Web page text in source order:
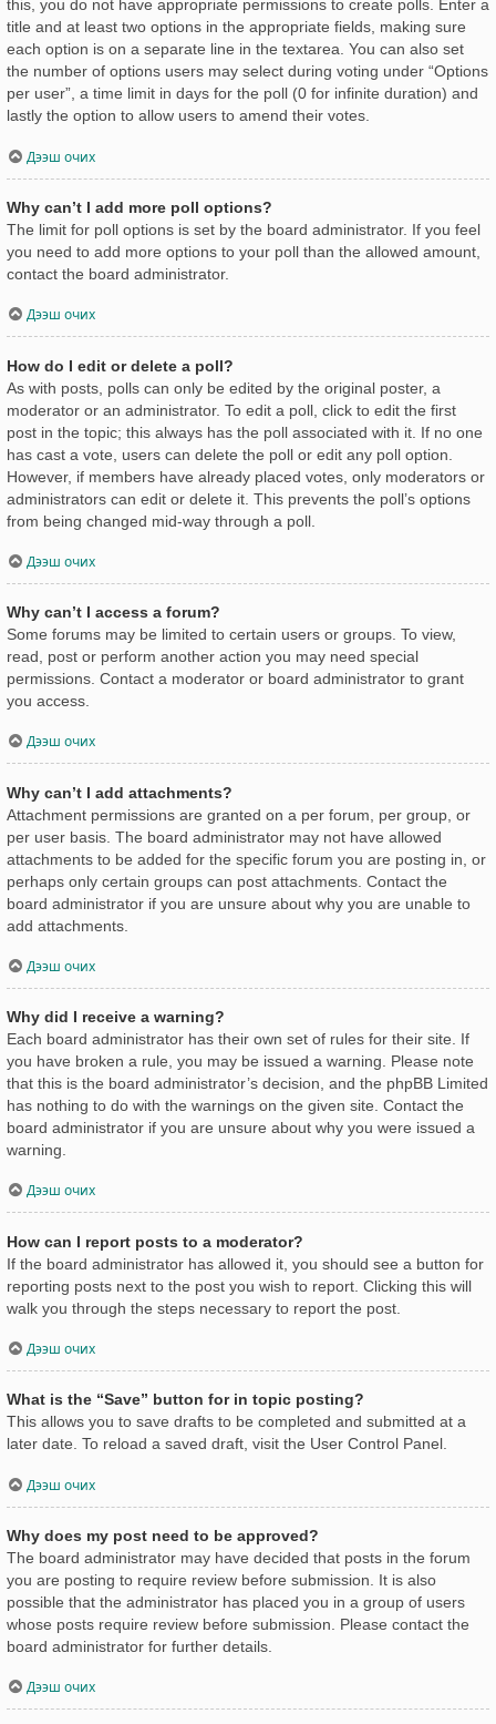
this, you do not have appropriate permissions to create polls. Enter a
title and at least two options in the appropriate fields, making sure
each option is on a separate line in the textarea. You can also set
the number of options users may select during voting under “Options
per user”, a time limit in days for the poll (0 for infinite duration) and
lastly the option to allow users to amend their votes.
Дээш очих
Why can’t I add more poll options?
The limit for poll options is set by the board administrator. If you feel
you need to add more options to your poll than the allowed amount,
contact the board administrator.
Дээш очих
How do I edit or delete a poll?
As with posts, polls can only be edited by the original poster, a
moderator or an administrator. To edit a poll, click to edit the first
post in the topic; this always has the poll associated with it. If no one
has cast a vote, users can delete the poll or edit any poll option.
However, if members have already placed votes, only moderators or
administrators can edit or delete it. This prevents the poll’s options
from being changed mid-way through a poll.
Дээш очих
Why can’t I access a forum?
Some forums may be limited to certain users or groups. To view,
read, post or perform another action you may need special
permissions. Contact a moderator or board administrator to grant
you access.
Дээш очих
Why can’t I add attachments?
Attachment permissions are granted on a per forum, per group, or
per user basis. The board administrator may not have allowed
attachments to be added for the specific forum you are posting in, or
perhaps only certain groups can post attachments. Contact the
board administrator if you are unsure about why you are unable to
add attachments.
Дээш очих
Why did I receive a warning?
Each board administrator has their own set of rules for their site. If
you have broken a rule, you may be issued a warning. Please note
that this is the board administrator’s decision, and the phpBB Limited
has nothing to do with the warnings on the given site. Contact the
board administrator if you are unsure about why you were issued a
warning.
Дээш очих
How can I report posts to a moderator?
If the board administrator has allowed it, you should see a button for
reporting posts next to the post you wish to report. Clicking this will
walk you through the steps necessary to report the post.
Дээш очих
What is the “Save” button for in topic posting?
This allows you to save drafts to be completed and submitted at a
later date. To reload a saved draft, visit the User Control Panel.
Дээш очих
Why does my post need to be approved?
The board administrator may have decided that posts in the forum
you are posting to require review before submission. It is also
possible that the administrator has placed you in a group of users
whose posts require review before submission. Please contact the
board administrator for further details.
Дээш очих